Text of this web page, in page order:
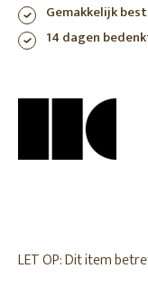
Gemakkelijk
14 dagen
LET OP: Dit item